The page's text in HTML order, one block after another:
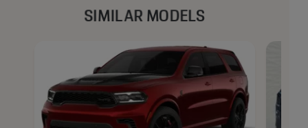
superioară față de zgomotul exterior.
——————————————————
Sistem complet de airbag-uri (central față / față / lateral /
cortină) — protecție maximă a tuturor ocupanților.
Camere 360° HD — vizibilitate completă în jurul vehiculului
la manevre.
SIMILAR MODELS